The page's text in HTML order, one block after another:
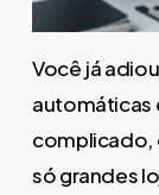
Você já
automáticas
complicado,
só grandes